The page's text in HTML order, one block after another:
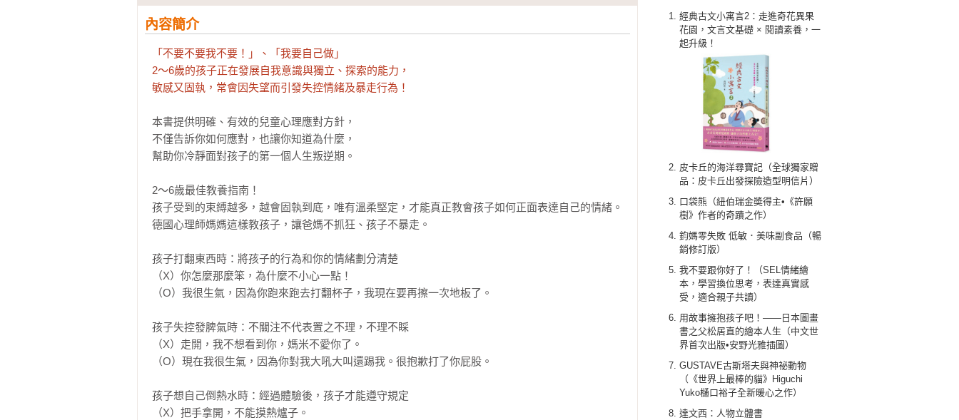
經典古文小寓言2：走進奇花異果
花園，文言文基礎 × 閱讀素養，一
起升級！
皮卡丘的海洋尋寶記（全球獨家贈
品：皮卡丘出發探險造型明信片）
口袋熊（紐伯瑞金奬得主•《許願
樹》作者的奇蹟之作）
鈞媽零失敗 低敏．美味副食品（暢
銷修訂版）
我不要跟你好了！（SEL情緒繪
本，學習換位思考，表達真實感
受，適合親子共讀）
用故事擁抱孩子吧！——日本圖畫
書之父松居直的繪本人生（中文世
界首次出版•安野光雅插圖）
GUSTAVE古斯塔夫與神祕動物
（《世界上最棒的貓》Higuchi
Yuko樋口裕子全新暖心之作）
達文西：人物立體書
內容簡介
「不要不要我不要！」、「我要自己做」
2～6歲的孩子正在發展自我意識與獨立、探索的能力，
敏感又固執，常會因失望而引發失控情緒及暴走行為！
本書提供明確、有效的兒童心理應對方針，
不僅告訴你如何應對，也讓你知道為什麼，
幫助你冷靜面對孩子的第一個人生叛逆期。
2～6歲最佳教養指南！
孩子受到的束縛越多，越會固執到底，唯有溫柔堅定，才能真正教會孩子如何正面表達自己的情緒。
德國心理師媽媽這樣教孩子，讓爸媽不抓狂、孩子不暴走。
孩子打翻東西時：將孩子的行為和你的情緒劃分清楚
（X）你怎麼那麼笨，為什麼不小心一點！
（O）我很生氣，因為你跑來跑去打翻杯子，我現在要再擦一次地板了。
孩子失控發脾氣時：不關注不代表置之不理，不理不睬
（X）走開，我不想看到你，媽米不愛你了。
（O）現在我很生氣，因為你對我大吼大叫還踢我。很抱歉打了你屁股。
孩子想自己倒熱水時：經過體驗後，孩子才能遵守規定
（X）把手拿開，不能摸熱爐子。